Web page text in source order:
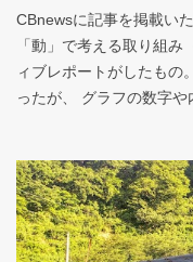
ルド商品から２つ選んで
ルクォーターパウンダ
ックバーガー マックフ
マックフライポテト（L)
CBnewsに記事を掲載い
「動」で考える取り組
ィブレポートがしたもの
ったが、 グラフの数字や
みの比較 患者の視点 解
の働き方改革が進む中、
す。その鍵となるのが、
介」の推進です。しかし